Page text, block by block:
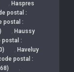
, Haspres
postal :
postal :
, Haussy
postal :
, Haveluy
postal :
,